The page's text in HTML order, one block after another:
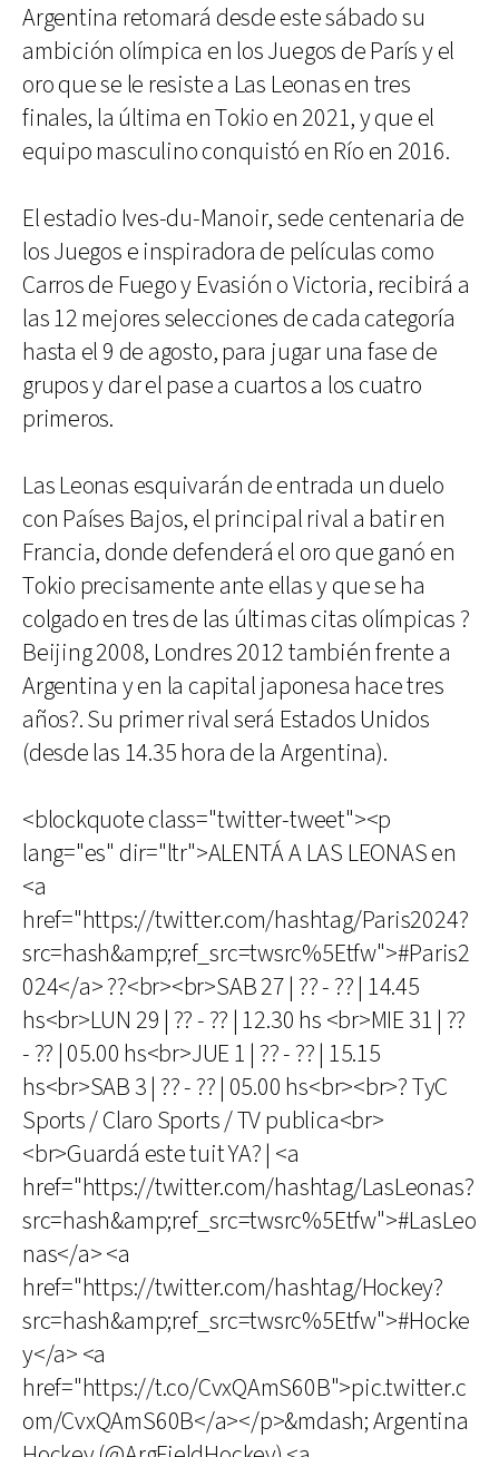
Argentina retomará desde este sábado su
ambición olímpica en los Juegos de París y el
oro que se le resiste a Las Leonas en tres
finales, la última en Tokio en 2021, y que el
equipo masculino conquistó en Río en 2016.
El estadio Ives-du-Manoir, sede centenaria de
los Juegos e inspiradora de películas como
Carros de Fuego y Evasión o Victoria, recibirá a
las 12 mejores selecciones de cada categoría
hasta el 9 de agosto, para jugar una fase de
grupos y dar el pase a cuartos a los cuatro
primeros.
Las Leonas esquivarán de entrada un duelo
con Países Bajos, el principal rival a batir en
Francia, donde defenderá el oro que ganó en
Tokio precisamente ante ellas y que se ha
colgado en tres de las últimas citas olímpicas ?
Beijing 2008, Londres 2012 también frente a
Argentina y en la capital japonesa hace tres
años?. Su primer rival será Estados Unidos
(desde las 14.35 hora de la Argentina).
<blockquote class="twitter-tweet"><p
lang="es" dir="ltr">ALENTÁ A LAS LEONAS en
<a
href="https://twitter.com/hashtag/Paris2024?
src=hash&amp;ref_src=twsrc%5Etfw">#Paris2
024</a> ??<br><br>SAB 27 | ?? - ?? | 14.45
hs<br>LUN 29 | ?? - ?? | 12.30 hs <br>MIE 31 | ??
- ?? | 05.00 hs<br>JUE 1 | ?? - ?? | 15.15
hs<br>SAB 3 | ?? - ?? | 05.00 hs<br><br>? TyC
Sports / Claro Sports / TV publica<br>
<br>Guardá este tuit YA? | <a
href="https://twitter.com/hashtag/LasLeonas?
src=hash&amp;ref_src=twsrc%5Etfw">#LasLeo
nas</a> <a
href="https://twitter.com/hashtag/Hockey?
src=hash&amp;ref_src=twsrc%5Etfw">#Hocke
y</a> <a
href="https://t.co/CvxQAmS60B">pic.twitter.c
om/CvxQAmS60B</a></p>&mdash; Argentina